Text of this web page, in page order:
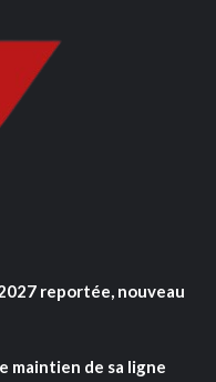
reportée, nouveau
maintien de sa ligne